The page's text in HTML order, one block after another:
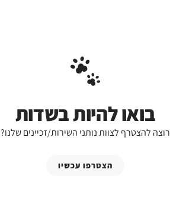
בואו להיות בשדות
רוצה להצטרף לצוות נותני השירות/זכיינים שלנו?
הצטרפו עכשיו